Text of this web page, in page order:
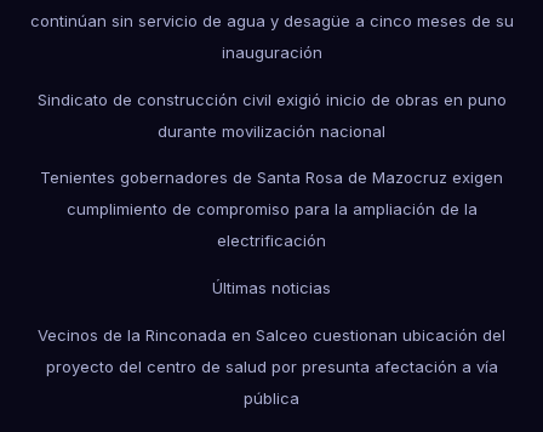
continúan sin servicio de agua y desagüe a cinco meses de su
inauguración
Sindicato de construcción civil exigió inicio de obras en puno
durante movilización nacional
Tenientes gobernadores de Santa Rosa de Mazocruz exigen
cumplimiento de compromiso para la ampliación de la
electrificación
Últimas noticias
Vecinos de la Rinconada en Salceo cuestionan ubicación del
proyecto del centro de salud por presunta afectación a vía
pública